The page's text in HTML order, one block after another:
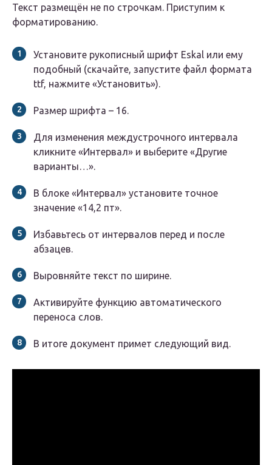
Текст размещён не по строчкам. Приступим к
форматированию.
Установите рукописный шрифт Eskal или ему
подобный (скачайте, запустите файл формата
ttf, нажмите «Установить»).
Размер шрифта – 16.
Для изменения междустрочного интервала
кликните «Интервал» и выберите «Другие
варианты…».
В блоке «Интервал» установите точное
значение «14,2 пт».
Избавьтесь от интервалов перед и после
абзацев.
Выровняйте текст по ширине.
Активируйте функцию автоматического
переноса слов.
В итоге документ примет следующий вид.